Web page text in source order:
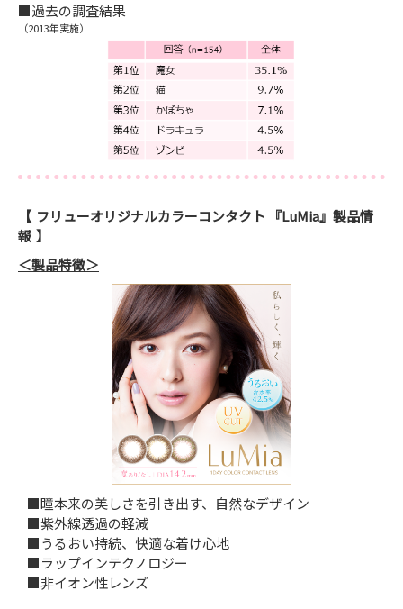
■過去の調査結果
（2013年実施）
フリューオリジナルカラーコンタクト 『LuMia』製品情
報
＜製品特徴＞
■瞳本来の美しさを引き出す、自然なデザイン
■紫外線透過の軽減
■うるおい持続、快適な着け心地
■ラップインテクノロジー
■非イオン性レンズ